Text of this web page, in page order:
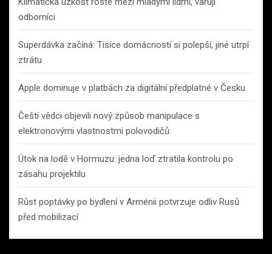
odborníci
Superdávka začíná: Tisíce domácností si polepší, jiné utrpí
ztrátu
Apple dominuje v platbách za digitální předplatné v Česku
Čeští vědci objevili nový způsob manipulace s
elektronovými vlastnostmi polovodičů
Útok na lodě v Hormuzu: jedna loď ztratila kontrolu po
zásahu projektilu
Růst poptávky po bydlení v Arménii potvrzuje odliv Rusů
před mobilizací